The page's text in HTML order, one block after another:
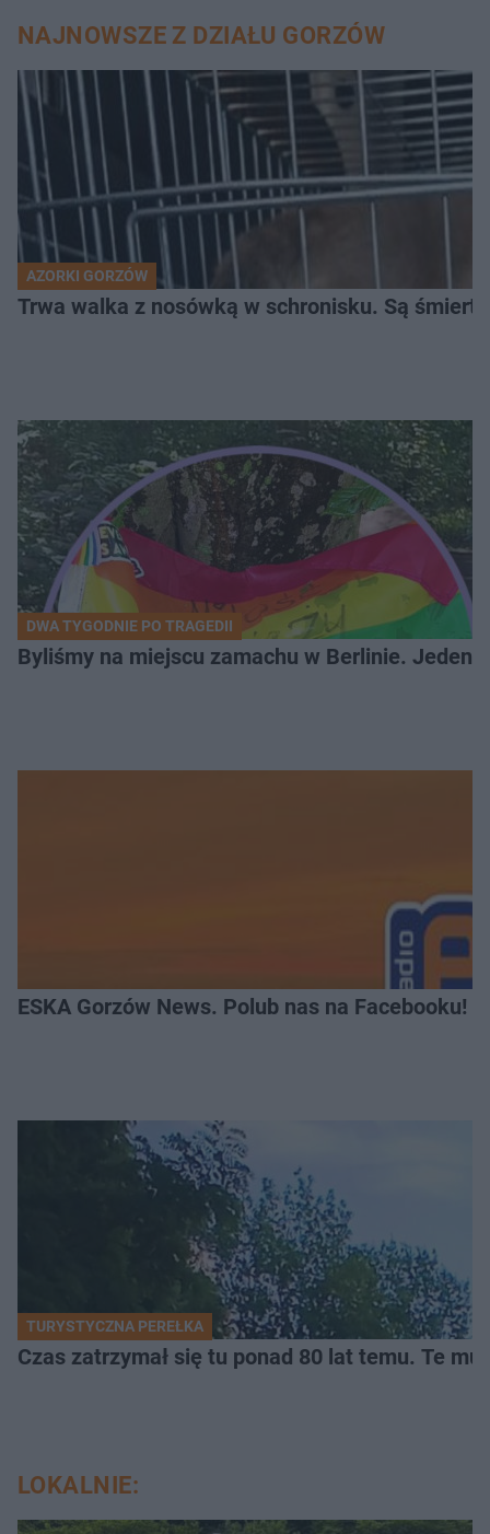
NAJNOWSZE Z DZIAŁU GORZÓW
AZORKI GORZÓW
Trwa walka z nosówką w schronisku. Są
DWA TYGODNIE PO TRAGEDII
Byliśmy na miejscu zamachu w Berlinie. Jeden
ESKA Gorzów News. Polub nas na Facebooku!
TURYSTYCZNA PEREŁKA
Czas zatrzymał się tu ponad 80 lat temu. Te
LOKALNIE: